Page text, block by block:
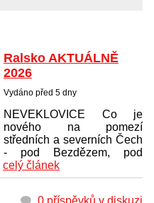
Ralsko AKTUÁLNĚ
2026
Vydáno před 5 dny
NEVEKLOVICE Co je
nového na pomezí
středních a severních Čech
- pod Bezdězem, pod
celý článek